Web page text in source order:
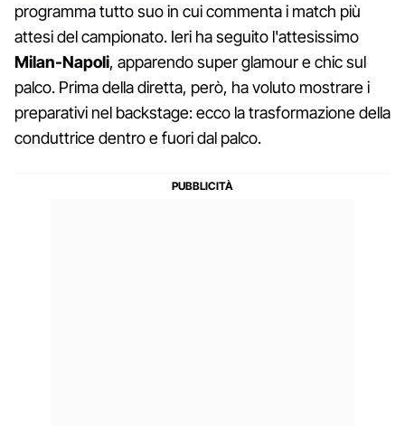
programma tutto suo in cui commenta i match più
attesi del campionato. Ieri ha seguito l'attesissimo
Milan-Napoli, apparendo super glamour e chic sul
palco. Prima della diretta, però, ha voluto mostrare i
preparativi nel backstage: ecco la trasformazione della
conduttrice dentro e fuori dal palco.